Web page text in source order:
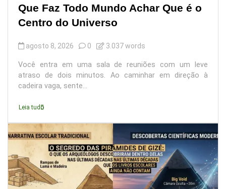
Que Faz Todo Mundo Achar Que é o
Centro do Universo
agosto 8, 2026 0 3.037 words
Você entra em uma sala de reuniões com um leve
atraso de dois minutos. Ao caminhar em direção à
cadeira vaga, sente...
Leia tudo